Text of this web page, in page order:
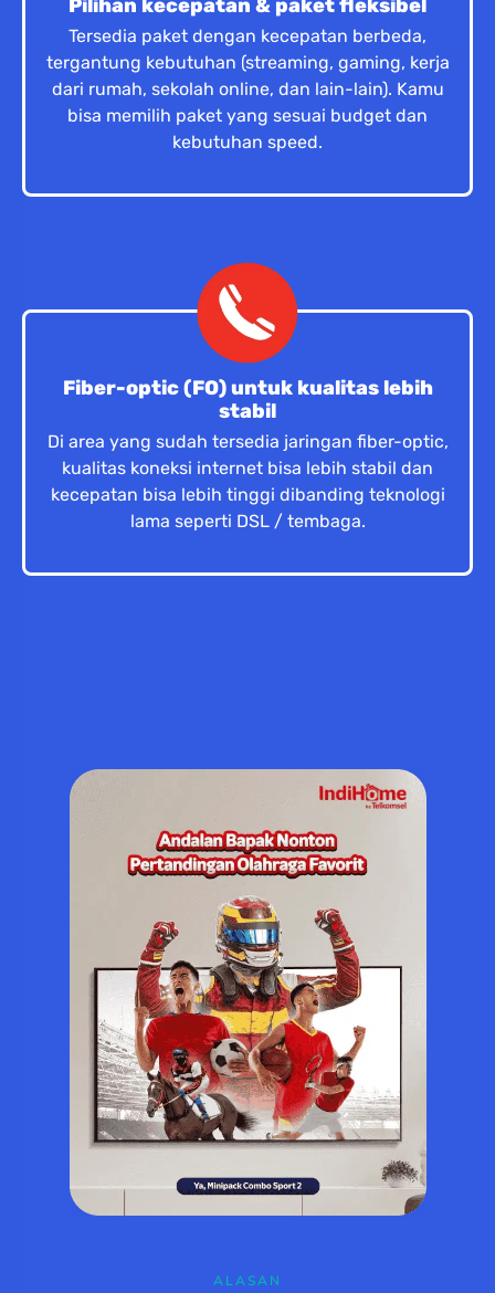
Pilihan kecepatan & paket fleksibel
Tersedia paket dengan kecepatan berbeda,
tergantung kebutuhan (streaming, gaming, kerja
dari rumah, sekolah online, dan lain-lain). Kamu
bisa memilih paket yang sesuai budget dan
kebutuhan speed.
Fiber-optic (FO) untuk kualitas lebih
stabil
Di area yang sudah tersedia jaringan fiber-optic,
kualitas koneksi internet bisa lebih stabil dan
kecepatan bisa lebih tinggi dibanding teknologi
lama seperti DSL / tembaga.
ALASAN